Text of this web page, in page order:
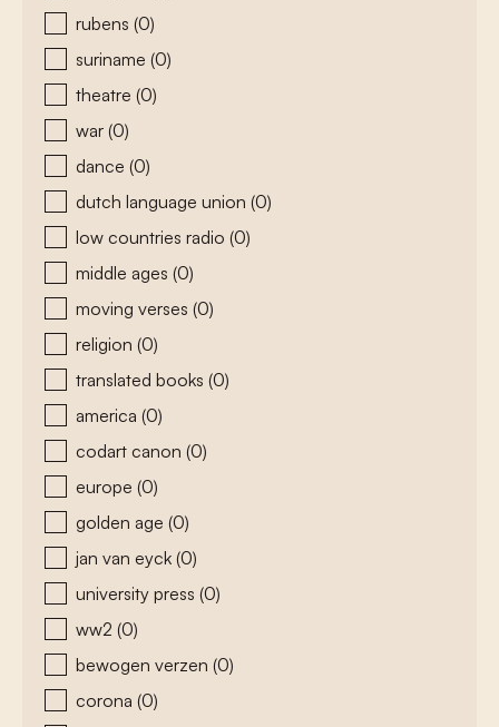
rubens (0)
suriname (0)
theatre (0)
war (0)
dance (0)
dutch language union (0)
low countries radio (0)
middle ages (0)
moving verses (0)
religion (0)
translated books (0)
america (0)
codart canon (0)
europe (0)
golden age (0)
jan van eyck (0)
university press (0)
ww2 (0)
bewogen verzen (0)
corona (0)